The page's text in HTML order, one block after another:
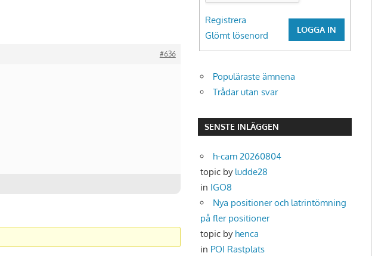
#636
LOGGA IN
Registrera
Glömt lösenord
Populäraste ämnena
Trådar utan svar
SENSTE INLÄGGEN
h-cam 20260804
topic by ludde28
in IGO8
Nya positioner och latrintömning
på fler positioner
topic by henca
in POI Rastplats